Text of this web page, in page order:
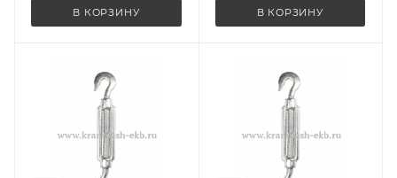
В КОРЗИНУ В КОРЗИНУ